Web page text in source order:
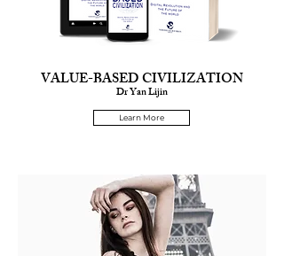
VALUE-BASED CIVILIZATION
Dr Yan Lijin
Learn More